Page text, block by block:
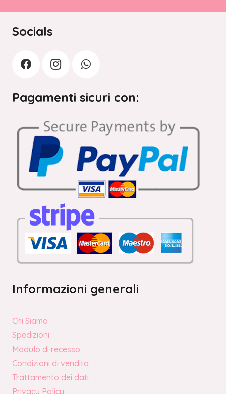
Socials
Pagamenti sicuri con:
Informazioni generali
Chi Siamo
Spedizioni
Modulo di recesso
Condizioni di vendita
Trattamento dei dati
Privacy Policy